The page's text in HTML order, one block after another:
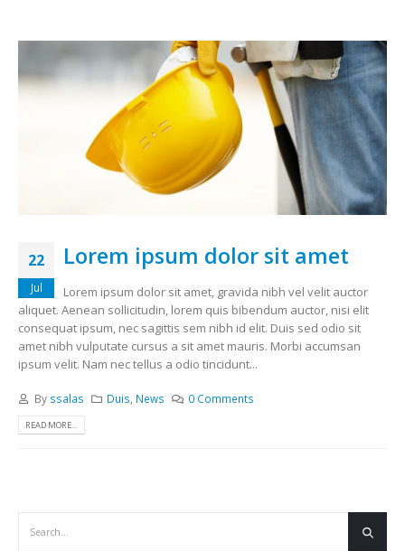
22
Jul
Lorem ipsum dolor sit amet
Lorem ipsum dolor sit amet, gravida nibh vel velit auctor
aliquet. Aenean sollicitudin, lorem quis bibendum auctor, nisi elit
consequat ipsum, nec sagittis sem nibh id elit. Duis sed odio sit
amet nibh vulputate cursus a sit amet mauris. Morbi accumsan
ipsum velit. Nam nec tellus a odio tincidunt...
By ssalas Duis, News 0 Comments
READ MORE...